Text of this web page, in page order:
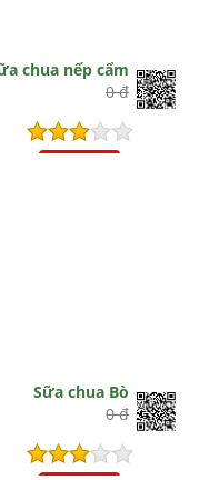
chua nếp cẩm
0 đ
Sữa chua Bò
0 đ